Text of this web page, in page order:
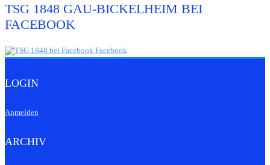
TSG 1848 GAU-BICKELHEIM BEI
FACEBOOK
LOGIN
Anmelden
ARCHIV